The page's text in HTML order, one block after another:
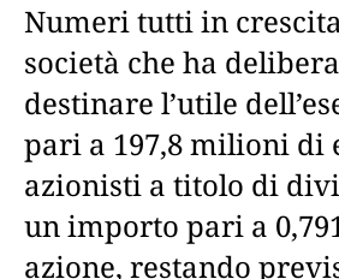
Numeri tutti in
società che ha
destinare l’utile
pari a 197,8 milioni di
azionisti a titolo di
un importo pari a
azione, restando